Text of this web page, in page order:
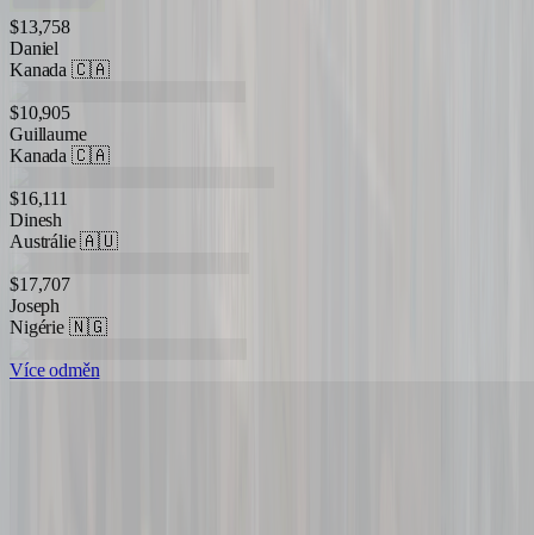
$13,758
Daniel
Kanada 🇨🇦
$10,905
Guillaume
Kanada 🇨🇦
$16,111
Dinesh
Austrálie 🇦🇺
$17,707
Joseph
Nigérie 🇳🇬
Více odměn